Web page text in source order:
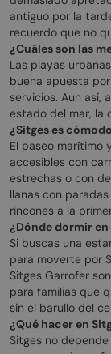
antiguo por la
recuerdo que no
¿Cuáles son las
Las playas
buena apuesta
servicios. Aun así,
estado del mar, la
¿Sitges es
El paseo marítimo
accesibles con
estrechas o con
llanas con
rincones a la
¿Dónde dormir
Si buscas una
para moverte por
Sitges Garrofer
para familias que
sin el barullo del
¿Qué hacer en
Sitges no